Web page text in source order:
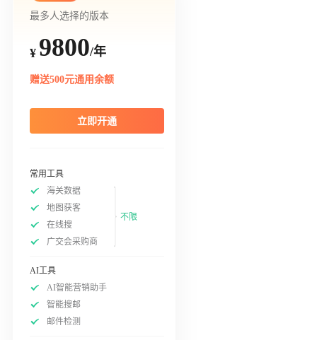
最多人选择的版本
¥ 9800/年
赠送500元通用余额
立即开通
常用工具
海关数据
地图获客
在线搜
广交会采购商
不限
AI工具
AI智能营销助手
智能搜邮
邮件检测